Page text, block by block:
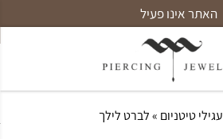
האתר אינו פעיל
עגילי טיטניום » לברט לילך